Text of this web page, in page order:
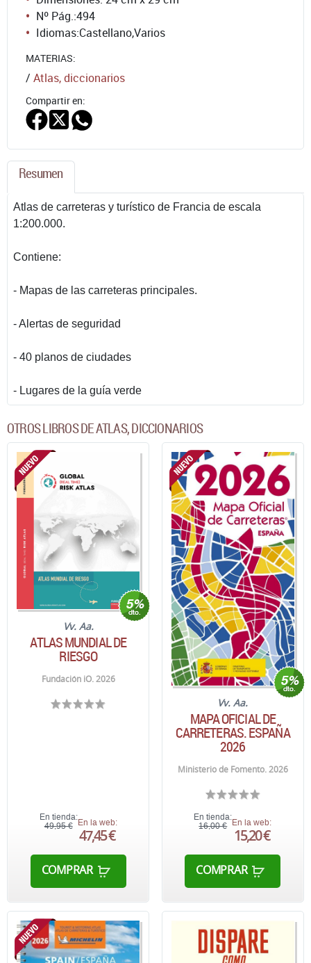
Nº Pág.:494
Idiomas:Castellano,Varios
MATERIAS:
/ Atlas, diccionarios
Compartir en:
Resumen
Atlas de carreteras y turístico de Francia de escala
1:200.000.
Contiene:
- Mapas de las carreteras principales.
- Alertas de seguridad
- 40 planos de ciudades
- Lugares de la guía verde
OTROS LIBROS DE ATLAS, DICCIONARIOS
Vv. Aa.
ATLAS MUNDIAL DE
RIESGO
Fundación iO. 2026
En tienda:
49,95 € En la web:
47,45 €
COMPRAR
Vv. Aa.
MAPA OFICIAL DE
CARRETERAS. ESPAÑA
2026
Ministerio de Fomento. 2026
En tienda:
16,00 € En la web:
15,20 €
COMPRAR